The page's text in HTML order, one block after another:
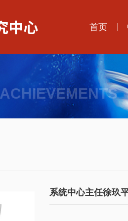
首页
系统中心主任徐玖